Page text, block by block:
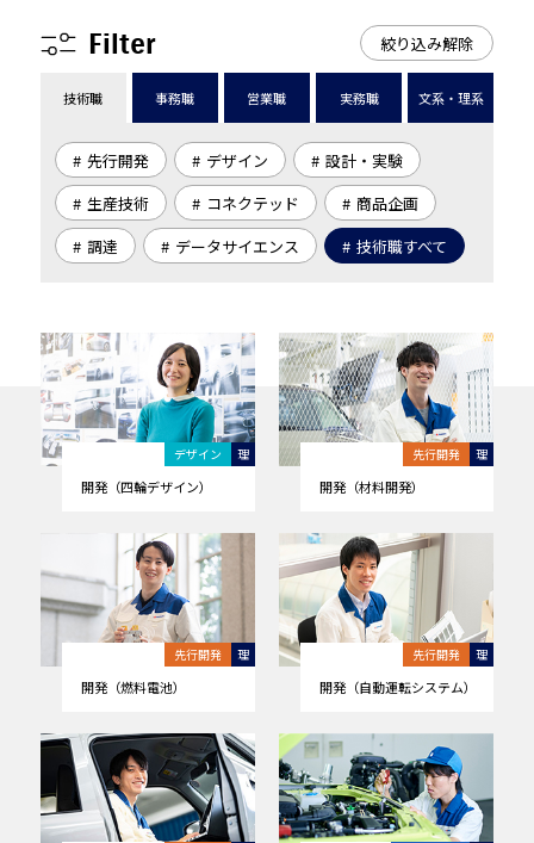
Filter 絞り込み解除
技術職 事務職 営業職 実務職 文系・理系
先行開発 デザイン
設計・実験
生産技術
コネクテッド
商品企画
調達
データサイエンス 技術職すべて
開発（四輪デザイン）
デザイン 理
開発（材料開発）
先行開発 理
開発（燃料電池）
先行開発 理
開発（自動運転システム）
先行開発 理